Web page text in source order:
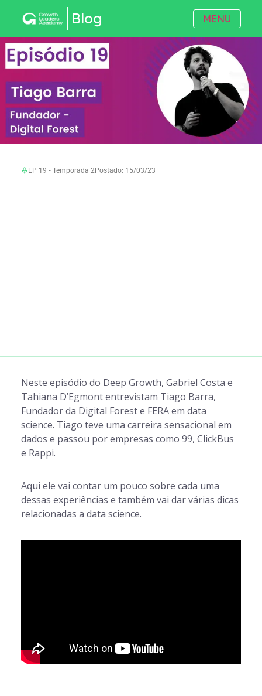
Blog MENU
EP 19 ‐ Temporada 2Postado: 15/03/23
Neste episódio do Deep Growth, Gabriel Costa e
Tahiana D’Egmont entrevistam Tiago Barra,
Fundador da Digital Forest e FERA em data
science. Tiago teve uma carreira sensacional em
dados e passou por empresas como 99, ClickBus
e Rappi.
Aqui ele vai contar um pouco sobre cada uma
dessas experiências e também vai dar várias dicas
relacionadas a data science.